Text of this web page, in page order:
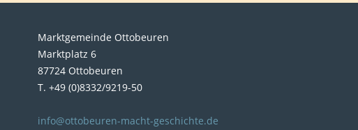
Marktgemeinde Ottobeuren
Marktplatz 6
87724 Ottobeuren
T. +49 (0)8332/9219-50
info@ottobeuren-macht-geschichte.de